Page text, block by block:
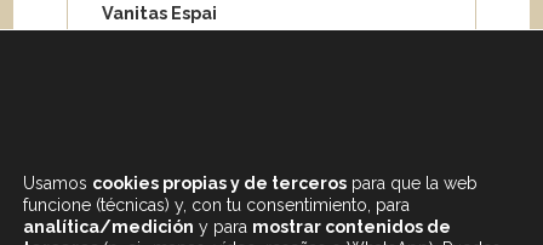
Vanitas Espai
Carrer de Paris 204
Usamos cookies propias y de terceros para que la web
funcione (técnicas) y, con tu consentimiento, para
analítica/medición y para mostrar contenidos de